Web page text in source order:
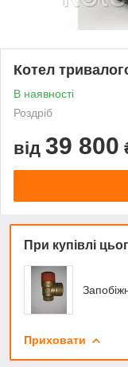
Котел
В наявності
Роздріб
від 39 800
При купівлі
Приховати